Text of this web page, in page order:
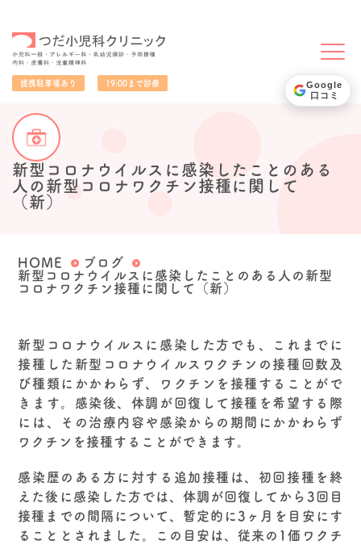
提携駐車場あり 19:00まで診療
新型コロナウイルスに感染したことのある
人の新型コロナワクチン接種に関して
（新）
HOME
ブログ
新型コロナウイルスに感染したことのある人の新型
コロナワクチン接種に関して（新）
新型コロナウイルスに感染した方でも、これまでに
接種した新型コロナウイルスワクチンの接種回数及
び種類にかかわらず、ワクチンを接種することがで
きます。感染後、体調が回復して接種を希望する際
には、その治療内容や感染からの期間にかかわらず
ワクチンを接種することができます。
感染歴のある方に対する追加接種は、初回接種を終
えた後に感染した方では、体調が回復してから3回目
接種までの間隔について、暫定的に3ヶ月を目安にす
ることとされました。この目安は、従来の1価ワクチ
Google
口コミ